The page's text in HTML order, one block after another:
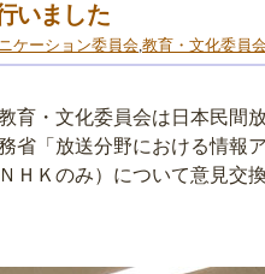
Japanese
いました
ケーション委員会,教育・文化委員
・文化委員会は日本民間
省「放送分野における情報
Ｋのみ）について意見交